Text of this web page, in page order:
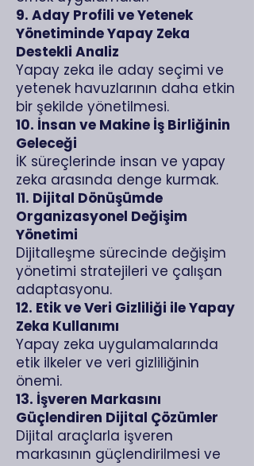
9. Aday Profili ve Yetenek
Yönetiminde Yapay Zeka
Destekli Analiz
Yapay zeka ile aday seçimi ve
yetenek havuzlarının daha etkin
bir şekilde yönetilmesi.
10. İnsan ve Makine İş Birliğinin
Geleceği
İK süreçlerinde insan ve yapay
zeka arasında denge kurmak.
11. Dijital Dönüşümde
Organizasyonel Değişim
Yönetimi
Dijitalleşme sürecinde değişim
yönetimi stratejileri ve çalışan
adaptasyonu.
12. Etik ve Veri Gizliliği ile Yapay
Zeka Kullanımı
Yapay zeka uygulamalarında
etik ilkeler ve veri gizliliğinin
önemi.
13. İşveren Markasını
Güçlendiren Dijital Çözümler
Dijital araçlarla işveren
markasının güçlendirilmesi ve